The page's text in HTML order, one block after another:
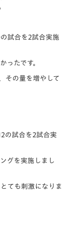
試合を2試合実施
ったです。
その量を増やして
の試合を2試合実
グを実施しまし
ても刺激になりま